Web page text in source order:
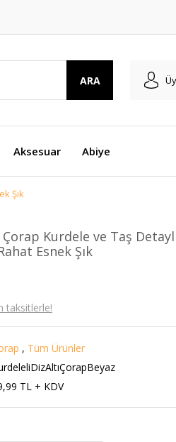
ARA
Aksesuar Abiye
Şık
Çorap Kurdele ve Taş
Esnek Şık
taksitlerle!
, Tüm Ürünler
TL + KDV